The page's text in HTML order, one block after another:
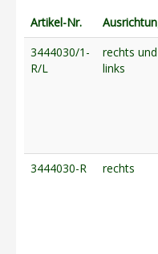
Gartentechnik
Kommunaltechnik
Impressum
Artikel-Nr.
3444030/1-
R/L
rechts und
links
3444030-R rechts